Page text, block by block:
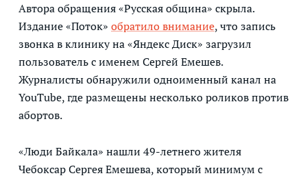
Автора обращения «Русская община» скрыла.
Издание «Поток» обратило внимание, что запись
звонка в клинику на «Яндекс Диск» загрузил
пользователь с именем Сергей Емешев.
Журналисты обнаружили одноименный канал на
YouTube, где размещены несколько роликов против
абортов.
«Люди Байкала» нашли 49-летнего жителя
Чебоксар Сергея Емешева, который минимум с